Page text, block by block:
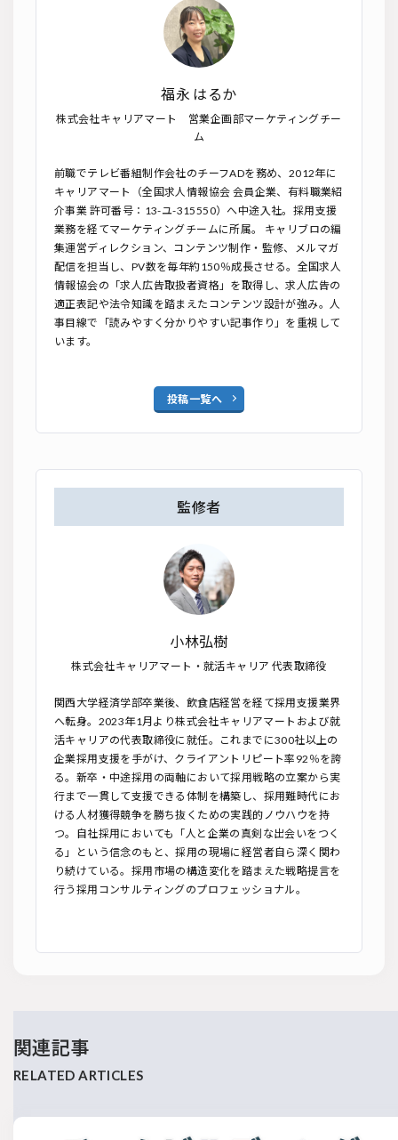
福永 はるか
株式会社キャリアマート 営業企画部マーケティングチー
ム
前職でテレビ番組制作会社のチーフADを務め、2012年に
キャリアマート（全国求人情報協会 会員企業、有料職業紹
介事業 許可番号：13-ユ-315550）へ中途入社。採用支援
業務を経てマーケティングチームに所属。 キャリブロの編
集運営ディレクション、コンテンツ制作・監修、メルマガ
配信を担当し、PV数を毎年約150％成長させる。全国求人
情報協会の「求人広告取扱者資格」を取得し、求人広告の
適正表記や法令知識を踏まえたコンテンツ設計が強み。人
事目線で「読みやすく分かりやすい記事作り」を重視して
います。
投稿一覧へ
監修者
小林弘樹
株式会社キャリアマート・就活キャリア 代表取締役
関西大学経済学部卒業後、飲食店経営を経て採用支援業界
へ転身。2023年1月より株式会社キャリアマートおよび就
活キャリアの代表取締役に就任。これまでに300社以上の
企業採用支援を手がけ、クライアントリピート率92％を誇
る。新卒・中途採用の両軸において採用戦略の立案から実
行まで一貫して支援できる体制を構築し、採用難時代にお
ける人材獲得競争を勝ち抜くための実践的ノウハウを持
つ。自社採用においても「人と企業の真剣な出会いをつく
る」という信念のもと、採用の現場に経営者自ら深く関わ
り続けている。採用市場の構造変化を踏まえた戦略提言を
行う採用コンサルティングのプロフェッショナル。
関連記事